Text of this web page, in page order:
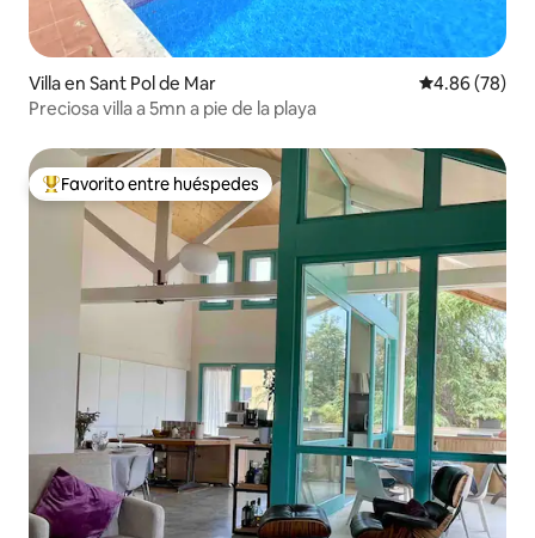
Villa en Sant Pol de Mar Calificación
4.86 (78)
Preciosa villa a 5mn a pie de la playa
Favorito entre huéspedes preferido
Favorito entre huéspedes